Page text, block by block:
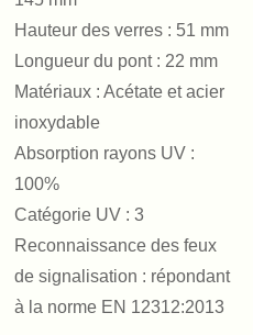
Hauteur des verres : 51 mm
Longueur du pont : 22 mm
Matériaux : Acétate et acier
inoxydable
Absorption rayons UV :
100%
Catégorie UV : 3
Reconnaissance des feux
de signalisation : répondant
à la norme EN 12312:2013